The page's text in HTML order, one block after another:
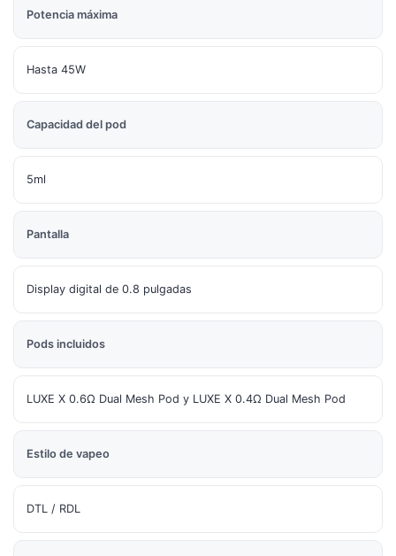
Potencia máxima
Hasta 45W
Capacidad del pod
5ml
Pantalla
Display digital de 0.8 pulgadas
Pods incluidos
LUXE X 0.6Ω Dual Mesh Pod y LUXE X 0.4Ω Dual Mesh Pod
Estilo de vapeo
DTL / RDL